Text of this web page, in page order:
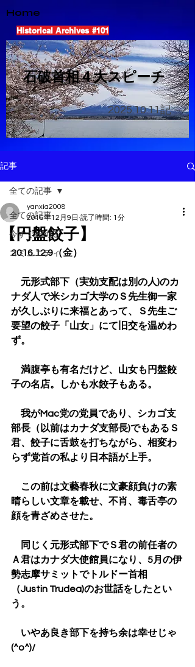
Home
Historical Archives #101
​石破首相４大スピーチ
2025.10.11記
記事
全ての記事
今すぐ始める
コミュニティ
全ての記事
【円盤餃子】
yanxia2008
2016年12月9日 読了時間: 1分
2016.12.9（金）
元形式部下（実効支配は別の人)のカ
ナダ人で米シカゴ大学のＳ先生御一家
が久しぶりに来福とあって、Ｓ先生ご
要望の餃子「山女」にて旧交を温めわ
ず。
満腹亭も有名だけど、山女も円盤餃
子の名店。しかも水餃子もある。
我がMac党の党員であり、シカゴ支
部長（以前はカナダ支部長)でもあるＳ
君、餃子に舌鼓を打ちながら、相変わ
らず党首の私より日本語が上手。
この前は文藝春秋に文豪顔負けの素
晴らしい文章を載せ、不肖、毒舌亭の
顔を青ざめさせた。
同じく元形式部下でＳ君の前任者の
Ａ君はカナダ大使館員になり、5月の伊
勢志摩サミットでトルドー首相
（Justin Trudea)のお世話をしたとい
う。
いやあ良き部下を持ち余は幸せじゃ
(^o^)/